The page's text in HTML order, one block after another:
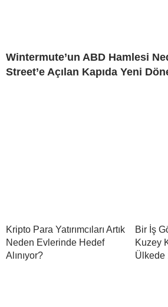
Wintermute’un ABD Hamlesi
Street’e Açılan Kapıda Yeni
Kripto Para Yatırımcıları Artık
Neden Evlerinde Hedef
Alınıyor?
Bir İş
Kuzey
Ülkede